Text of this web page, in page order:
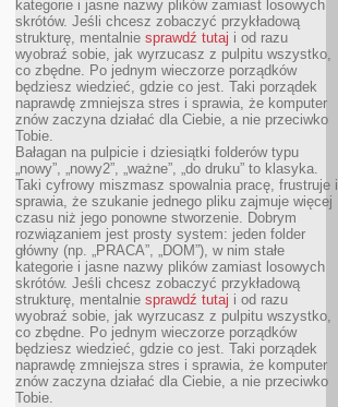
kategorie i jasne nazwy plików zamiast losowych
skrótów. Jeśli chcesz zobaczyć przykładową
strukturę, mentalnie sprawdź tutaj i od razu
wyobraź sobie, jak wyrzucasz z pulpitu wszystko,
co zbędne. Po jednym wieczorze porządków
będziesz wiedzieć, gdzie co jest. Taki porządek
naprawdę zmniejsza stres i sprawia, że komputer
znów zaczyna działać dla Ciebie, a nie przeciwko
Tobie.
Bałagan na pulpicie i dziesiątki folderów typu
„nowy”, „nowy2”, „ważne”, „do druku” to klasyka.
Taki cyfrowy miszmasz spowalnia pracę, frustruje i
sprawia, że szukanie jednego pliku zajmuje więcej
czasu niż jego ponowne stworzenie. Dobrym
rozwiązaniem jest prosty system: jeden folder
główny (np. „PRACA”, „DOM”), w nim stałe
kategorie i jasne nazwy plików zamiast losowych
skrótów. Jeśli chcesz zobaczyć przykładową
strukturę, mentalnie sprawdź tutaj i od razu
wyobraź sobie, jak wyrzucasz z pulpitu wszystko,
co zbędne. Po jednym wieczorze porządków
będziesz wiedzieć, gdzie co jest. Taki porządek
naprawdę zmniejsza stres i sprawia, że komputer
znów zaczyna działać dla Ciebie, a nie przeciwko
Tobie.